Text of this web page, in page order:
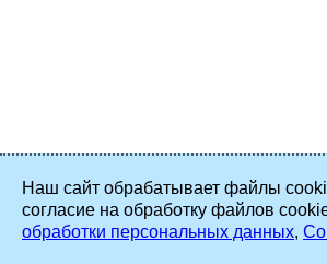
Наш сайт обрабатывает файлы
согласие на обработку файлов
обработки персональных данных,